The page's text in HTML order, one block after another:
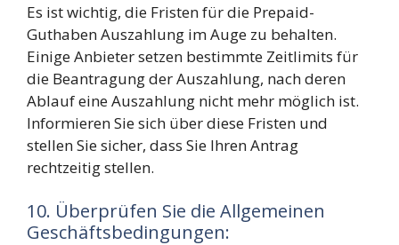
Es ist wichtig, die Fristen für die Prepaid-
Guthaben Auszahlung im Auge zu behalten.
Einige Anbieter setzen bestimmte Zeitlimits für
die Beantragung der Auszahlung, nach deren
Ablauf eine Auszahlung nicht mehr möglich ist.
Informieren Sie sich über diese Fristen und
stellen Sie sicher, dass Sie Ihren Antrag
rechtzeitig stellen.
10. Überprüfen Sie die Allgemeinen
Geschäftsbedingungen: